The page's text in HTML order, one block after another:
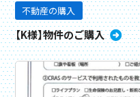
不動産の購入
【K様】物件のご購入